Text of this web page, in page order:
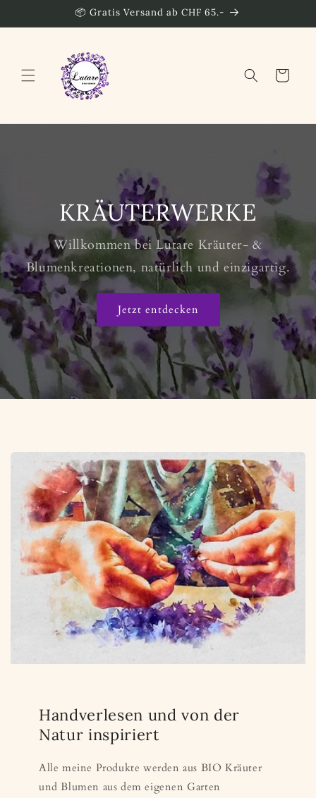
Inhalt
📦 Gratis Versand ab CHF 65.-
Warenkorb
KRÄUTERWERKE
Willkommen bei Lutare Kräuter- &
Blumenkreationen, natürlich und einzigartig.
Jetzt entdecken
Handverlesen und von der
Natur inspiriert
Alle meine Produkte werden aus BIO Kräuter
und Blumen aus dem eigenen Garten